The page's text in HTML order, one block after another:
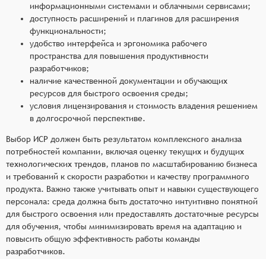
информационными системами и облачными сервисами;
доступность расширений и плагинов для расширения
функциональности;
удобство интерфейса и эргономика рабочего
пространства для повышения продуктивности
разработчиков;
наличие качественной документации и обучающих
ресурсов для быстрого освоения среды;
условия лицензирования и стоимость владения решением
в долгосрочной перспективе.
Выбор ИСР должен быть результатом комплексного анализа
потребностей компании, включая оценку текущих и будущих
технологических трендов, планов по масштабированию бизнеса
и требований к скорости разработки и качеству программного
продукта. Важно также учитывать опыт и навыки существующего
персонала: среда должна быть достаточно интуитивно понятной
для быстрого освоения или предоставлять достаточные ресурсы
для обучения, чтобы минимизировать время на адаптацию и
повысить общую эффективность работы команды
разработчиков.